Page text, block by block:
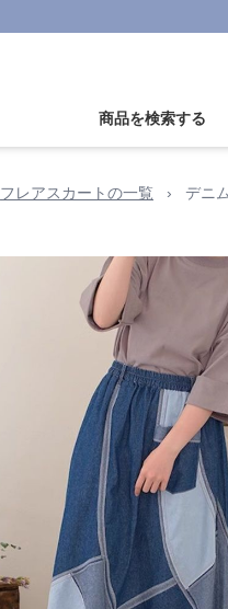
商品を検索する
フレアスカートの一覧 › デニ